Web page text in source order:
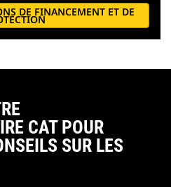
DE FINANCEMENT ET DE
CAT POUR
SUR LES